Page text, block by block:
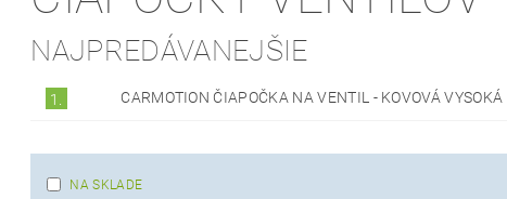
NAJPREDÁVANEJŠIE
1. CARMOTION ČIAPOČKA NA VENTIL - KOVOVÁ VYSOKÁ
NA SKLADE